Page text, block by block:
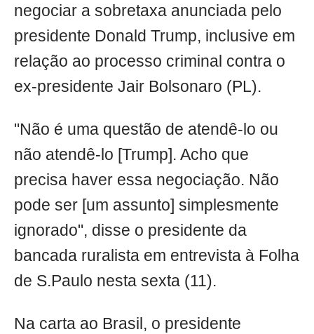
negociar a sobretaxa anunciada pelo
presidente Donald Trump, inclusive em
relação ao processo criminal contra o
ex-presidente Jair Bolsonaro (PL).
"Não é uma questão de atendê-lo ou
não atendê-lo [Trump]. Acho que
precisa haver essa negociação. Não
pode ser [um assunto] simplesmente
ignorado", disse o presidente da
bancada ruralista em entrevista à Folha
de S.Paulo nesta sexta (11).
Na carta ao Brasil, o presidente